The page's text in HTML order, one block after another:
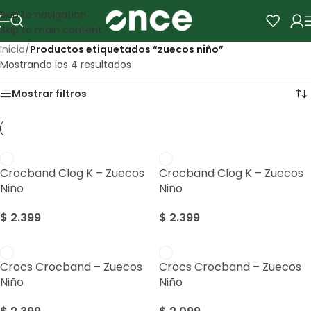
Skip to navigation
Skip to main content
Inicio/Productos etiquetados “zuecos niño”
Mostrando los 4 resultados
Mostrar filtros
Crocband Clog K – Zuecos
Niño
$ 2.399
Crocband Clog K – Zuecos
Niño
$ 2.399
Crocs Crocband – Zuecos
Niño
Crocs Crocband – Zuecos
Niño